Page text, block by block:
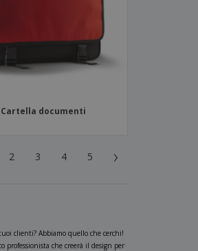
documenti
2 3 4 5 ›
clienti? Abbiamo quello che cerchi!
che creerà il design per